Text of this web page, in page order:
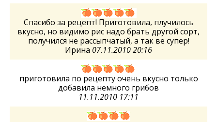
Спасибо за рецепт! Приготовила, плучилось
вкусно, но видимо рис надо брать другой сорт,
получился не рассыпчатый, а так ве супер!
Ирина 07.11.2010 20:16
приготовила по рецепту очень вкусно только
добавила немного грибов
11.11.2010 17:11